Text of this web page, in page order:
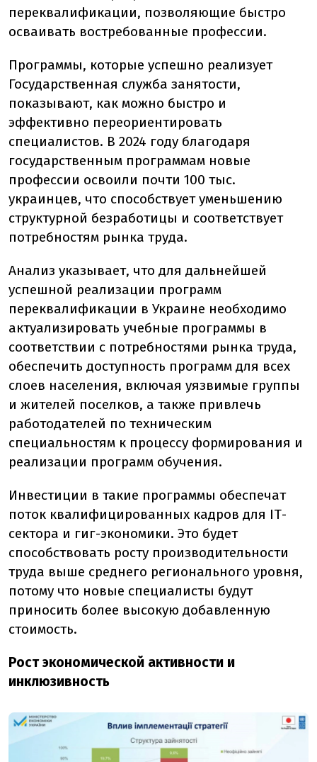
переквалификации, позволяющие быстро
осваивать востребованные профессии.
Программы, которые успешно реализует
Государственная служба занятости,
показывают, как можно быстро и
эффективно переориентировать
специалистов. В 2024 году благодаря
государственным программам новые
профессии освоили почти 100 тыс.
украинцев, что способствует уменьшению
структурной безработицы и соответствует
потребностям рынка труда.
Анализ указывает, что для дальнейшей
успешной реализации программ
переквалификации в Украине необходимо
актуализировать учебные программы в
соответствии с потребностями рынка труда,
обеспечить доступность программ для всех
слоев населения, включая уязвимые группы
и жителей поселков, а также привлечь
работодателей по техническим
специальностям к процессу формирования и
реализации программ обучения.
Инвестиции в такие программы обеспечат
поток квалифицированных кадров для ІТ-
сектора и гиг-экономики. Это будет
способствовать росту производительности
труда выше среднего регионального уровня,
потому что новые специалисты будут
приносить более высокую добавленную
стоимость.
Рост экономической активности и
инклюзивность